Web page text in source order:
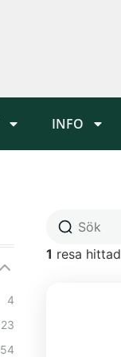
INFO
4
23
54
1 resa hittad